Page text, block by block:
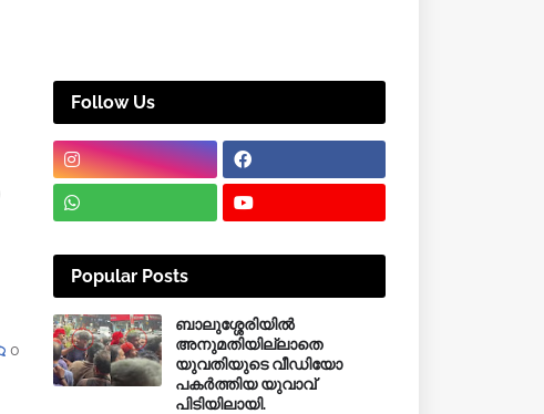
0
Follow Us
Popular Posts
ബാലുശ്ശേരിയിൽ
അനുമതിയില്ലാതെ
യുവതിയുടെ വീഡിയോ
പകർത്തിയ യുവാവ്
പിടിയിലായി.